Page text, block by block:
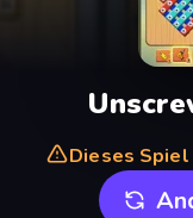
Dieses